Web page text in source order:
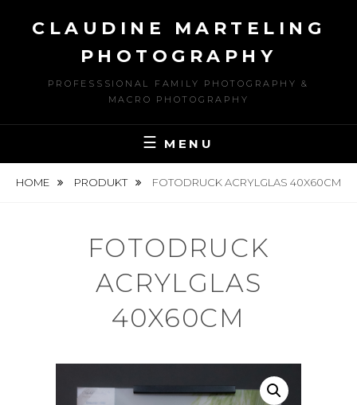
CLAUDINE MARTELING
PHOTOGRAPHY
PROFESSSIONAL FAMILY PHOTOGRAPHY &
MACRO PHOTOGRAPHY
MENU
HOME PRODUKT FOTODRUCK ACRYLGLAS 40X60CM
FOTODRUCK
ACRYLGLAS
40X60CM